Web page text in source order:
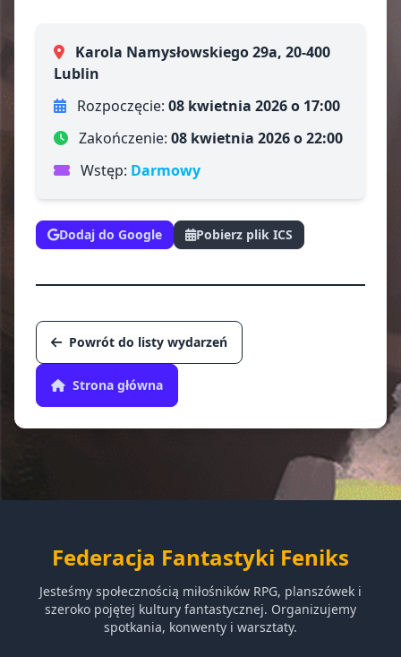
Karola Namysłowskiego 29a, 20-400
Lublin
Rozpoczęcie: 08 kwietnia 2026 o 17:00
Zakończenie: 08 kwietnia 2026 o 22:00
Wstęp: Darmowy
Dodaj do Google Pobierz plik ICS
Powrót do listy wydarzeń
Strona główna
Federacja Fantastyki Feniks
Jesteśmy społecznością miłośników RPG, planszówek i
szeroko pojętej kultury fantastycznej. Organizujemy
spotkania, konwenty i warsztaty.